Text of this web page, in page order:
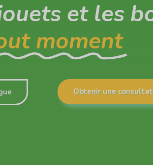
et les
moment
Obtenir une